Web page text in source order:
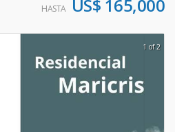
HASTA US$ 165,000
1 of 2